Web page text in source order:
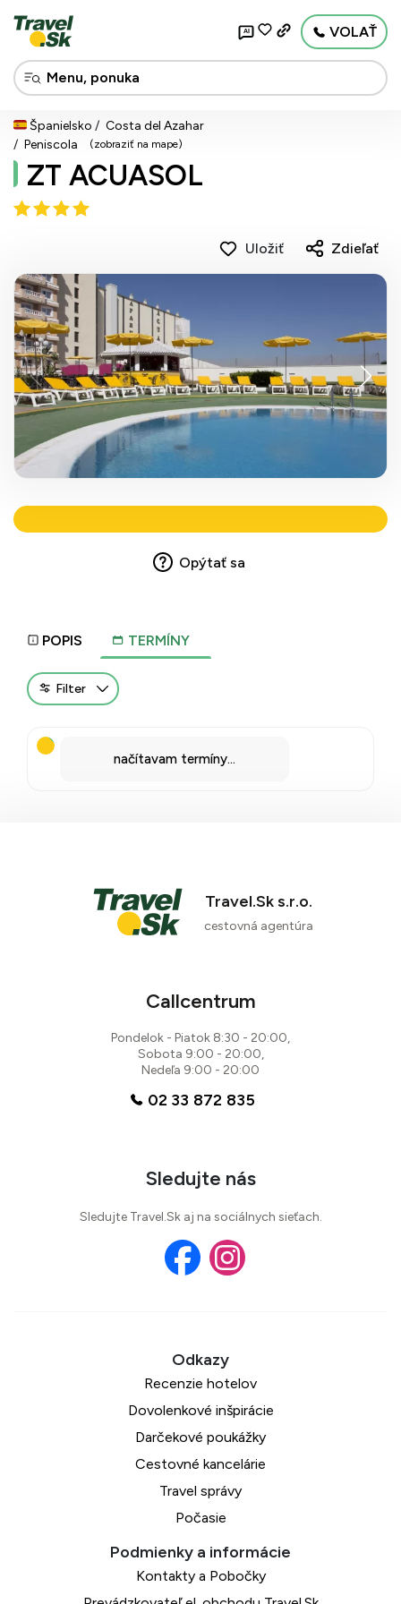
AI VOLAŤ
Španielsko
Costa del Azahar
Peniscola
(zobraziť na mape)
ZT ACUASOL
Uložiť Zdieľať
POPIS TERMÍNY
Filter
načítavam termíny...
Opýtať sa
Travel.Sk s.r.o.
cestovná agentúra
Callcentrum
Pondelok - Piatok 8:30 - 20:00,
Sobota 9:00 - 20:00,
Nedeľa 9:00 - 20:00
02 33 872 835
Sledujte nás
Sledujte Travel.Sk aj na sociálnych sieťach.
Recenzie hotelov
Dovolenkové inšpirácie
Darčekové poukážky
Cestovné kancelárie
Travel správy
Počasie
Kontakty a Pobočky